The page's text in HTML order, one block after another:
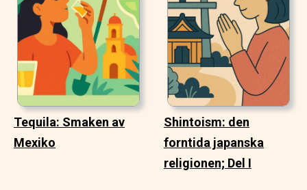
Tequila: Smaken av
Mexiko
Shintoism: den
forntida japanska
religionen; Del I